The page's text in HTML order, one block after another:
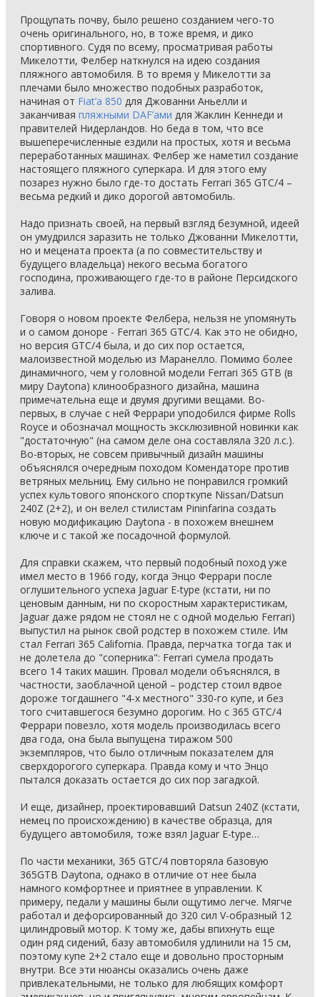
Прощупать почву, было решено созданием чего-то
очень оригинального, но, в тоже время, и дико
спортивного. Судя по всему, просматривая работы
Микелотти, Фелбер наткнулся на идею создания
пляжного автомобиля. В то время у Микелотти за
плечами было множество подобных разработок,
начиная от Fiat’а 850 для Джованни Аньелли и
заканчивая пляжными DAF’ами для Жаклин Кеннеди и
правителей Нидерландов. Но беда в том, что все
вышеперечисленные ездили на простых, хотя и весьма
переработанных машинах. Фелбер же наметил создание
настоящего пляжного суперкара. И для этого ему
позарез нужно было где-то достать Ferrari 365 GTC/4 –
весьма редкий и дико дорогой автомобиль.
Надо признать своей, на первый взгляд безумной, идеей
он умудрился заразить не только Джованни Микелотти,
но и мецената проекта (а по совместительству и
будущего владельца) некого весьма богатого
господина, проживающего где-то в районе Персидского
залива.
Говоря о новом проекте Фелбера, нельзя не упомянуть
и о самом доноре - Ferrari 365 GTC/4. Как это не обидно,
но версия GTC/4 была, и до сих пор остается,
малоизвестной моделью из Маранелло. Помимо более
динамичного, чем у головной модели Ferrari 365 GTB (в
миру Daytona) клинообразного дизайна, машина
примечательна еще и двумя другими вещами. Во-
первых, в случае с ней Феррари уподобился фирме Rolls
Royce и обозначал мощность эксклюзивной новинки как
"достаточную" (на самом деле она составляла 320 л.с.).
Во-вторых, не совсем привычный дизайн машины
объяснялся очередным походом Комендаторе против
ветряных мельниц. Ему сильно не понравился громкий
успех культового японского спорткупе Nissan/Datsun
240Z (2+2), и он велел стилистам Pininfarina создать
новую модификацию Daytona - в похожем внешнем
ключе и с такой же посадочной формулой.
Для справки скажем, что первый подобный поход уже
имел место в 1966 году, когда Энцо Феррари после
оглушительного успеха Jaguar E-type (кстати, ни по
ценовым данным, ни по скоростным характеристикам,
Jaguar даже рядом не стоял не с одной моделью Ferrari)
выпустил на рынок свой родстер в похожем стиле. Им
стал Ferrari 365 California. Правда, перчатка тогда так и
не долетела до "соперника": Ferrari сумела продать
всего 14 таких машин. Провал модели объяснялся, в
частности, заоблачной ценой – родстер стоил вдвое
дороже тогдашнего "4-х местного" 330-го купе, и без
того считавшегося безумно дорогим. Но с 365 GTC/4
Феррари повезло, хотя модель производилась всего
два года, она была выпущена тиражом 500
экземпляров, что было отличным показателем для
сверхдорогого суперкара. Правда кому и что Энцо
пытался доказать остается до сих пор загадкой.
И еще, дизайнер, проектировавший Datsun 240Z (кстати,
немец по происхождению) в качестве образца, для
будущего автомобиля, тоже взял Jaguar E-type…
По части механики, 365 GТС/4 повторяла базовую
365GTB Daytona, однако в отличие от нее была
намного комфортнее и приятнее в управлении. К
примеру, педали у машины были ощутимо легче. Мягче
работал и дефорсированный до 320 сил V-образный 12
цилиндровый мотор. К тому же, дабы впихнуть еще
один ряд сидений, базу автомобиля удлинили на 15 см,
поэтому купе 2+2 стало еще и довольно просторным
внутри. Все эти нюансы оказались очень даже
привлекательными, не только для любящих комфорт